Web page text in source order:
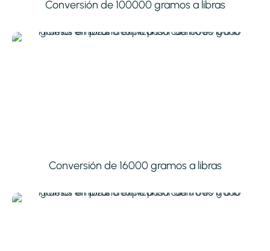
Conversión de 100000 gramos a libras
Conversión de 16000 gramos a libras